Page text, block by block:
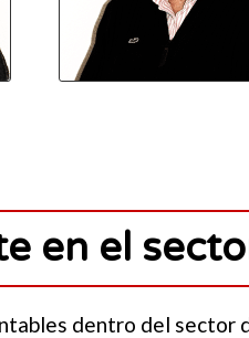
en el
dentro del sector